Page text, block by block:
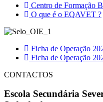
Centro de Formação
O que é o EQAVET ?
Ficha de Operação
Ficha de Operação
CONTACTOS
Escola Secundária